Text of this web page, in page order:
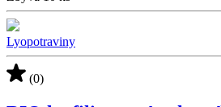
Lyopotraviny
(0)